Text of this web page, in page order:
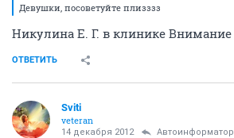
Девушки, посоветуйте плизззз
Никулина Е. Г. в клинике Внимание
ОТВЕТИТЬ
Sviti
veteran
14 декабря 2012 Автоинформатор